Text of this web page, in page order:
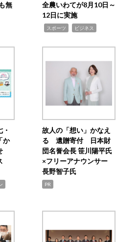
無
全農いわてが8月10日～
12日に実施
スポーツ ビジネス
か
故人の「想い」かなえ
る 遺贈寄付 日本財
団名誉会長 笹川陽平氏
×フリーアナウンサー
長野智子氏
PR